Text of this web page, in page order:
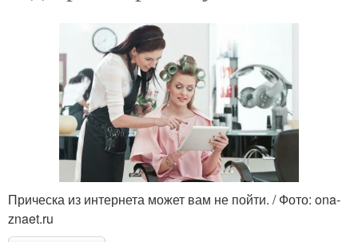
Прическа из интернета может вам не пойти. / Фото: ona-
znaet.ru